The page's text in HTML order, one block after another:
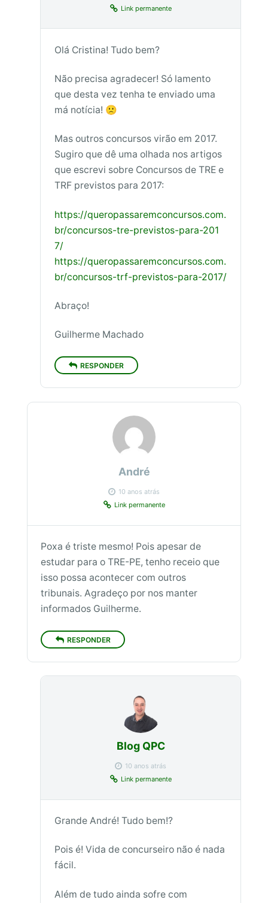
Link permanente
Olá Cristina! Tudo bem?
Não precisa agradecer! Só lamento
que desta vez tenha te enviado uma
má notícia! 🙁
Mas outros concursos virão em 2017.
Sugiro que dê uma olhada nos artigos
que escrevi sobre Concursos de TRE e
TRF previstos para 2017:
https://queropassaremconcursos.com.
br/concursos-tre-previstos-para-201
7/
https://queropassaremconcursos.com.
br/concursos-trf-previstos-para-2017/
Abraço!
Guilherme Machado
RESPONDER
André
10 anos atrás
Link permanente
Poxa é triste mesmo! Pois apesar de
estudar para o TRE-PE, tenho receio que
isso possa acontecer com outros
tribunais. Agradeço por nos manter
informados Guilherme.
RESPONDER
Blog QPC
10 anos atrás
Link permanente
Grande André! Tudo bem!?
Pois é! Vida de concurseiro não é nada
fácil.
Além de tudo ainda sofre com